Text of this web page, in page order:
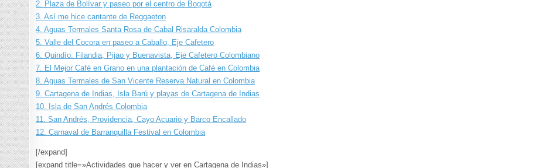
2. Plaza de Bolívar y paseo por el centro de Bogotá
3. Así me hice cantante de Reggaeton
4. Aguas Termales Santa Rosa de Cabal Risaralda Colombia
5. Valle del Cocora en paseo a Caballo, Eje Cafetero
6. Quindío: Filandia, Pijao y Buenavista, Eje Cafetero Colombiano
7. El Mejor Café en Grano en una plantación de Café en Colombia
8. Aguas Termales de San Vicente Reserva Natural en Colombia
9. Cartagena de Indias, Isla Barú y playas de Cartagena de Indias
10. Isla de San Andrés Colombia
11. San Andrés, Providencia, Cayo Acuario y Barco Encallado
12. Carnaval de Barranquilla Festival en Colombia
[/expand]
[expand title=»Actividades que hacer y ver en Cartagena de Indias»]